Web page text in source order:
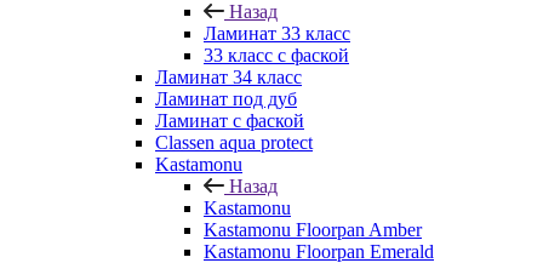
Назад
Ламинат 33 класс
33 класс с фаской
Ламинат 34 класс
Ламинат под дуб
Ламинат с фаской
Classen aqua protect
Kastamonu
Назад
Kastamonu
Kastamonu Floorpan Amber
Kastamonu Floorpan Emerald